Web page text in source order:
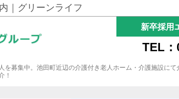
｜グリーンライフ
新卒採用
TEL：
募集中。池田町近辺の介護付き老人ホーム・介護施設に
！